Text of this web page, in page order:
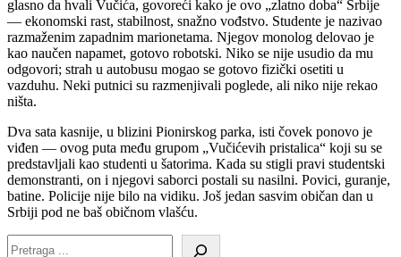
glasno da hvali Vučića, govoreći kako je ovo „zlatno doba“ Srbije
— ekonomski rast, stabilnost, snažno vođstvo. Studente je nazivao
razmaženim zapadnim marionetama. Njegov monolog delovao je
kao naučen napamet, gotovo robotski. Niko se nije usudio da mu
odgovori; strah u autobusu mogao se gotovo fizički osetiti u
vazduhu. Neki putnici su razmenjivali poglede, ali niko nije rekao
ništa.
Dva sata kasnije, u blizini Pionirskog parka, isti čovek ponovo je
viđen — ovog puta među grupom „Vučićevih pristalica“ koji su se
predstavljali kao studenti u šatorima. Kada su stigli pravi studentski
demonstranti, on i njegovi saborci postali su nasilni. Povici, guranje,
batine. Policije nije bilo na vidiku. Još jedan sasvim običan dan u
Srbiji pod ne baš običnom vlašću.